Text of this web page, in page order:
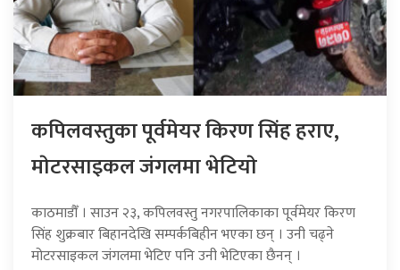
कपिलवस्तुका पूर्वमेयर किरण सिंह हराए,
माेटरसाइकल जंगलमा भेटियाे
काठमाडौँ । साउन २३, कपिलवस्तु नगरपालिकाका पूर्वमेयर किरण
सिंह शुक्रबार बिहानदेखि सम्पर्कबिहीन भएका छन् । उनी चढ्ने
मोटरसाइकल जंगलमा भेटिए पनि उनी भेटिएका छैनन् ।